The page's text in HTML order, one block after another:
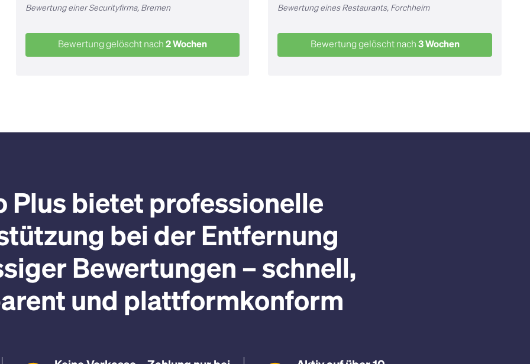
Bewertung einer Securityfirma, Bremen
Bewertung gelöscht nach 2 Wochen
Bewertung eines Restaurants, Forchheim
Bewertung gelöscht nach 3 Wochen
Plus bietet professionelle
bei der Entfernung
Bewertungen – schnell,
und plattformkonform